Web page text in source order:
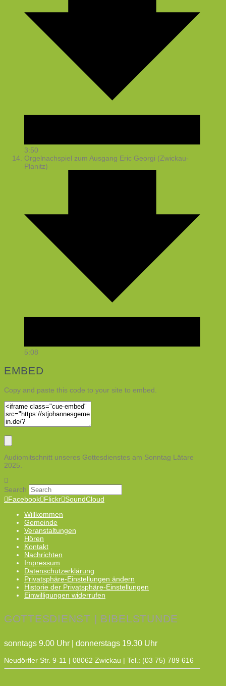
3:50
Orgelnachspiel zum Ausgang Eric Georgi (Zwickau-
Planitz)
5:08
EMBED
Copy and paste this code to your site to embed.
Audiomitschnitt unseres Gottesdienstes am Sonntag Lätare
2025.
Search
Facebook Flickr SoundCloud
Willkommen
Gemeinde
Veranstaltungen
Hören
Kontakt
Nachrichten
Impressum
Datenschutzerklärung
Privatsphäre-Einstellungen ändern
Historie der Privatsphäre-Einstellungen
Einwilligungen widerrufen
GOTTESDIENST | BIBELSTUNDE
sonntags 9.00 Uhr | donnerstags 19.30 Uhr
Neudörfler Str. 9-11 | 08062 Zwickau | Tel.: (03 75) 789 616